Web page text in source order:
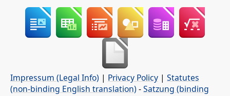
Impressum (Legal Info) | Privacy Policy | Statutes
(non-binding English translation) -Satzung (binding